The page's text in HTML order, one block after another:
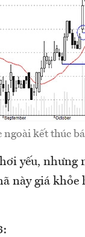
ngoài kết thúc
yếu, nhưng
này giá